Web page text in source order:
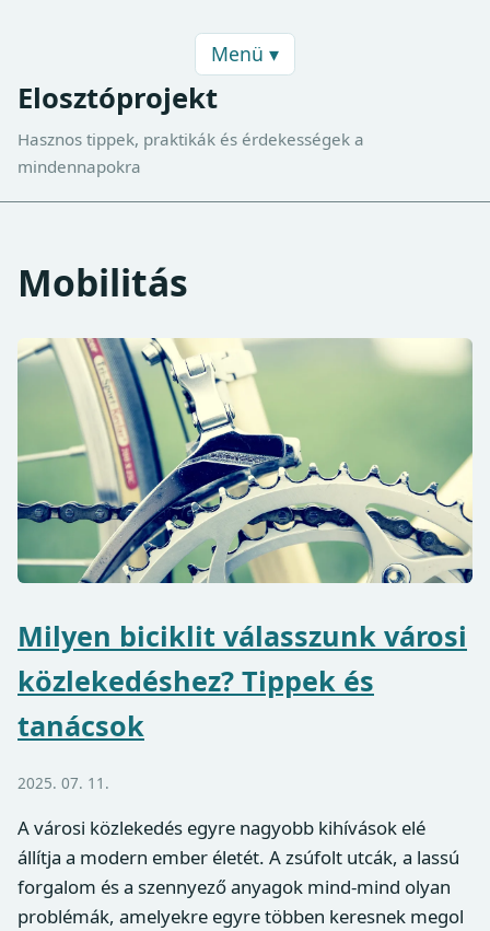
Menü ▾
Elosztóprojekt
Hasznos tippek, praktikák és érdekességek a
mindennapokra
Mobilitás
Milyen biciklit válasszunk városi
közlekedéshez? Tippek és
tanácsok
2025. 07. 11.
A városi közlekedés egyre nagyobb kihívások elé
állítja a modern ember életét. A zsúfolt utcák, a lassú
forgalom és a szennyező anyagok mind-mind olyan
problémák, amelyekre egyre többen keresnek megol